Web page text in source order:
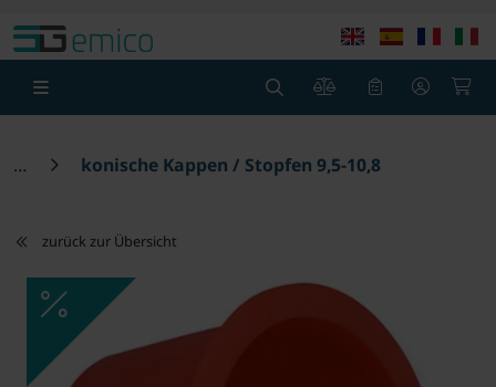
konische Kappen / Stopfen 9,5-10,8
zurück zur Übersicht